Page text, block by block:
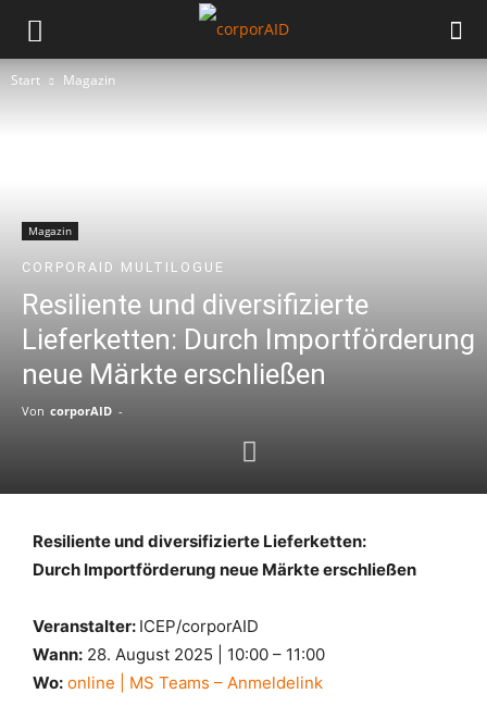
Start Magazin
Magazin
CORPORAID MULTILOGUE
Resiliente und diversifizierte
Lieferketten: Durch Importförderung
neue Märkte erschließen
Von corporAID -
Resiliente und diversifizierte Lieferketten:
Durch Importförderung neue Märkte erschließen
Veranstalter: ICEP/corporAID
Wann: 28. August 2025 | 10:00 – 11:00
Wo: online | MS Teams – Anmeldelink